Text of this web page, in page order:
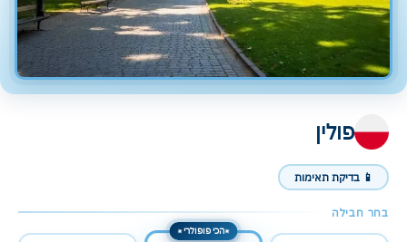
פולין
📱 בדיקת תאימות
בחר חבילה
✦הכי פופולרי✦